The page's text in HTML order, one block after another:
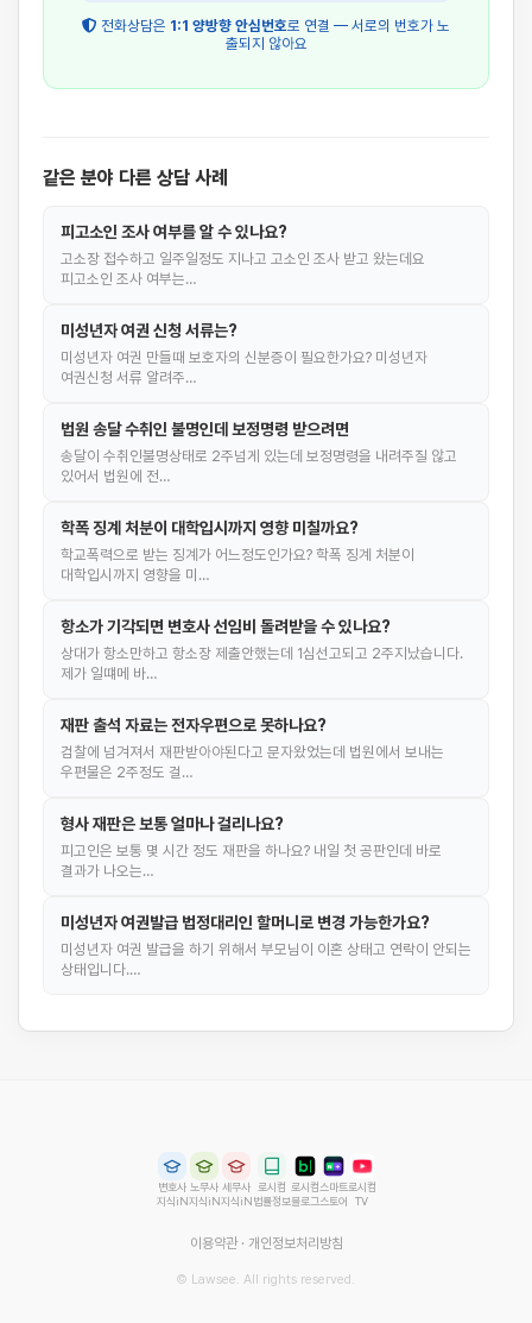
전화상담은 1:1 양방향 안심번호로 연결 — 서로의 번호가 노
출되지 않아요
같은 분야 다른 상담 사례
피고소인 조사 여부를 알 수 있나요?
고소장 접수하고 일주일정도 지나고 고소인 조사 받고 왔는데요
피고소인 조사 여부는…
미성년자 여권 신청 서류는?
미성년자 여권 만들때 보호자의 신분증이 필요한가요? 미성년자
여권신청 서류 알려주…
법원 송달 수취인 불명인데 보정명령 받으려면
송달이 수취인불명상태로 2주넘게 있는데 보정명령을 내려주질 않고
있어서 법원에 전…
학폭 징계 처분이 대학입시까지 영향 미칠까요?
학교폭력으로 받는 징계가 어느정도인가요? 학폭 징계 처분이
대학입시까지 영향을 미…
항소가 기각되면 변호사 선임비 돌려받을 수 있나요?
상대가 항소만하고 항소장 제출안했는데 1심선고되고 2주지났습니다.
제가 일떄메 바…
재판 출석 자료는 전자우편으로 못하나요?
검찰에 넘겨져서 재판받아야된다고 문자왔었는데 법원에서 보내는
우편물은 2주정도 걸…
형사 재판은 보통 얼마나 걸리나요?
피고인은 보통 몇 시간 정도 재판을 하나요? 내일 첫 공판인데 바로
결과가 나오는…
미성년자 여권발급 법정대리인 할머니로 변경 가능한가요?
미성년자 여권 발급을 하기 위해서 부모님이 이혼 상태고 연락이 안되는
상태입니다.…
변호사
지식iN
노무사
지식iN
세무사
지식iN
로시컴
법률정보
로시컴
블로그
스마트
스토어
로시컴
TV
이용약관· 개인정보처리방침
© Lawsee. All rights reserved.